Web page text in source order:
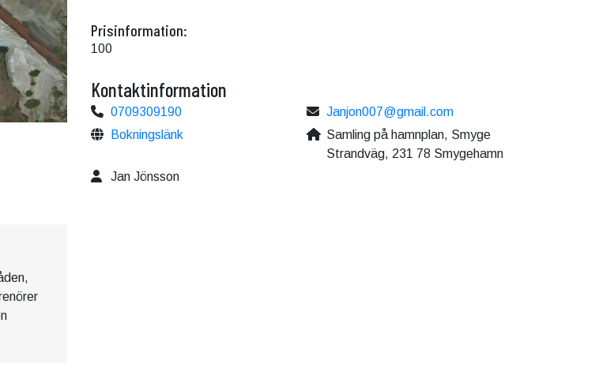
Prisinformation:
100
Kontaktinformation
0709309190
Janjon007@gmail.com
Bokningslänk
Samling på hamnplan, Smyge
Strandväg, 231 78 Smygehamn
Jan Jönsson